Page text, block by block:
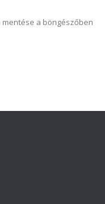
mentése a böngészőben